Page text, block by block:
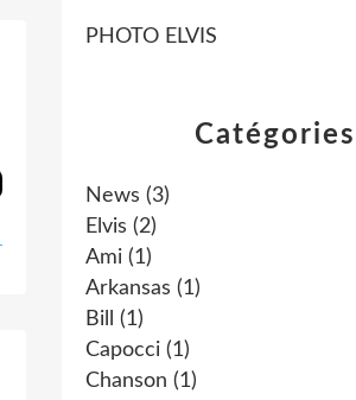
Catégories
News (3)
Elvis (2)
Ami (1)
Arkansas (1)
Bill
(1)
Capocci (1)
Chanson (1)
PHOTO ELVIS